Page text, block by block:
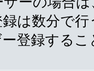
は数分で
登録する